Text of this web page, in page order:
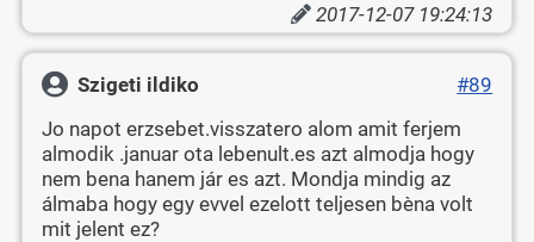
2017-12-07 19:24:13
Szigeti ildiko
#89
Jo napot erzsebet.visszatero alom amit ferjem
almodik .januar ota lebenult.es azt almodja hogy
nem bena hanem jár es azt. Mondja mindig az
álmaba hogy egy evvel ezelott teljesen bèna volt
mit jelent ez?